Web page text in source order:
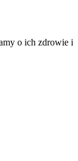
o ich zdrowie i